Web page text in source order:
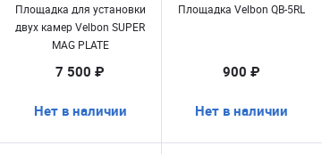
Площадка для установки
двух камер Velbon SUPER
MAG PLATE
7 500 ₽
Нет в наличии
Площадка Velbon QB-5RL
900 ₽
Нет в наличии